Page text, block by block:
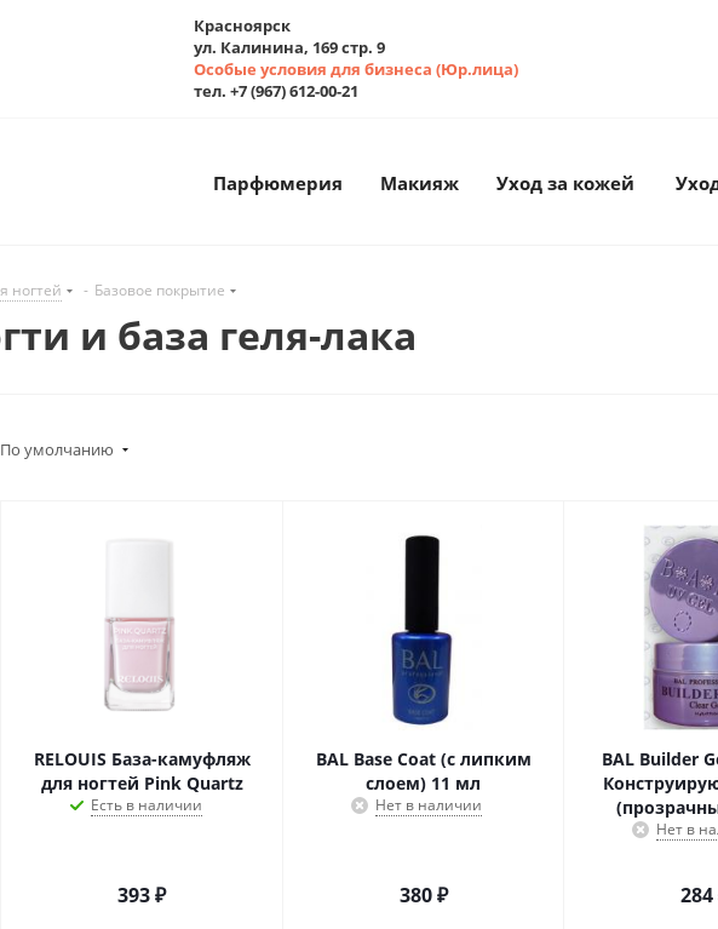
Красноярск
ул. Калинина, 169 стр. 9
Особые условия для бизнеса (Юр.лица)
тел. +7 (967) 612-00-21
Парфюмерия Макияж Уход за кожей
ногтей - Базовое покрытие
и база геля-лака
По умолчанию
RELOUIS База-камуфляж
для ногтей Pink Quartz
Есть в наличии
393₽
BAL Base Coat (с липким
слоем) 11 мл
Нет в наличии
380₽
BAL Builder
Нет в
284